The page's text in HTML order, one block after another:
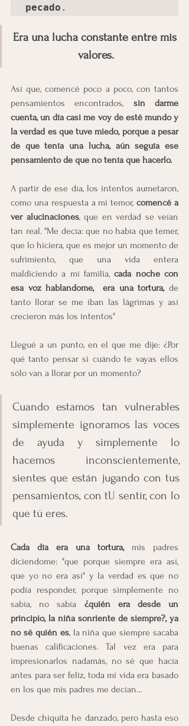
pecado .
Era una lucha constante entre mis
valores.
Así que, comencé poco a poco, con tantos
pensamientos encontrados, sin darme
cuenta, un día casi me voy de esté mundo y
la verdad es que tuve miedo, porque a pesar
de que tenía una lucha, aún seguía ese
pensamiento de que no tenía que hacerlo.
A partir de ese día, los intentos aumetaron,
como una respuesta a mi temor, comencé a
ver alucinaciones, que en verdad se veían
tan real. "Me decía: que no había que temer,
que lo hiciera, que es mejor un momento de
sufrimiento, que una vida entera
maldiciendo a mí familia, cada noche con
esa voz hablandome,  era una tortura, de
tanto llorar se me iban las lágrimas y así
crecieron más los intentos"
Llegué a un punto, en el que me dije: ¿Por
qué tanto pensar si cuándo te vayas ellos
sólo van a llorar por un momento?
Cuando estamos tan vulnerables
simplemente ignoramos las voces
de ayuda y simplemente lo
hacemos inconscientemente,
sientes que están jugando con tus
pensamientos, con tU sentir, con lo
que tú eres.
Cada día era una tortura, mis padres
diciendome: "que porque siempre era así,
que yo no era así" y la verdad es que no
podía responder, porque simplemente no
sabía, no sabía ¿quién era desde un
principio, la niña sonriente de siempre?, ya
no sé quién es, la niña que siempre sacaba
buenas calificaciones. Tal vez era para
impresionarlos nadamás, no sé que hacía
antes para ser feliz, toda mi vida era basado
en los que mis padres me decían…
Desde chiquita he danzado, pero hasta eso